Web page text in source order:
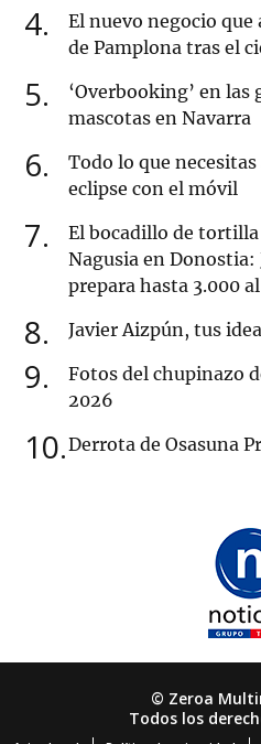
4
El nuevo negocio
de Pamplona tras el
5
‘Overbooking’ en las
mascotas en Navarra
6
Todo lo que
eclipse con el móvil
7
El bocadillo de tortilla
Nagusia en
prepara hasta 3.000
8 Javier Aizpún, tus
9
Fotos del chupinazo
2026
10 Derrota de Osasuna
© Zeroa
Todos los